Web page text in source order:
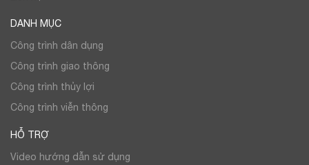
DANH MỤC
Công trình dân dụng
Công trình giao thông
Công trình thủy lợi
Công trình viễn thông
HỖ TRỢ
Video hướng dẫn sử dụng